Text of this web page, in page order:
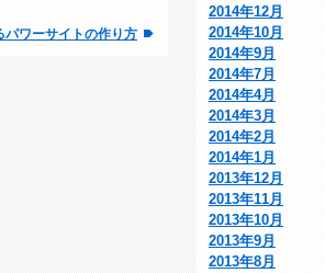
パワーサイトの作り方
2014年12月
2014年10月
2014年9月
2014年7月
2014年4月
2014年3月
2014年2月
2014年1月
2013年12月
2013年11月
2013年10月
2013年9月
2013年8月